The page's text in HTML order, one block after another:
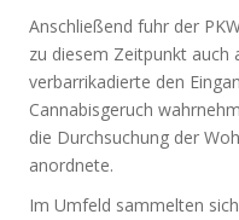
Anschließend fuhr der
zu diesem Zeitpunkt auch
verbarrikadierte den
Cannabisgeruch
die Durchsuchung der
anordnete.
Im Umfeld sammelten